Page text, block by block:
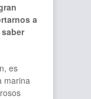
a
es
marina